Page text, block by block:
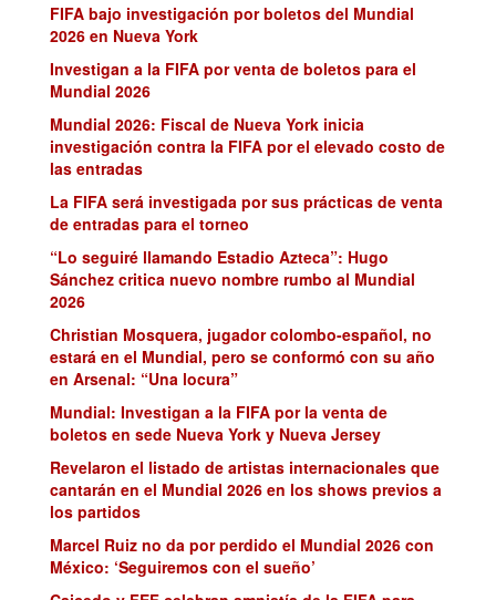
FIFA bajo investigación por boletos del Mundial
2026 en Nueva York
Investigan a la FIFA por venta de boletos para el
Mundial 2026
Mundial 2026: Fiscal de Nueva York inicia
investigación contra la FIFA por el elevado costo de
las entradas
La FIFA será investigada por sus prácticas de venta
de entradas para el torneo
“Lo seguiré llamando Estadio Azteca”: Hugo
Sánchez critica nuevo nombre rumbo al Mundial
2026
Christian Mosquera, jugador colombo-español, no
estará en el Mundial, pero se conformó con su año
en Arsenal: “Una locura”
Mundial: Investigan a la FIFA por la venta de
boletos en sede Nueva York y Nueva Jersey
Revelaron el listado de artistas internacionales que
cantarán en el Mundial 2026 en los shows previos a
los partidos
Marcel Ruiz no da por perdido el Mundial 2026 con
México: ‘Seguiremos con el sueño’